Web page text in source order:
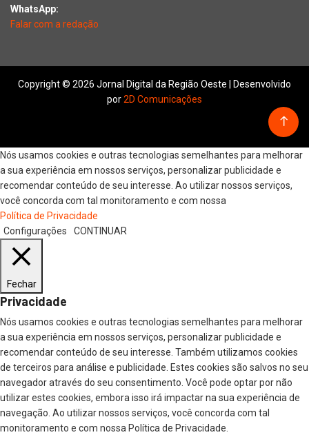
WhatsApp:
Falar com a redação
Copyright © 2026 Jornal Digital da Região Oeste | Desenvolvido
por2D Comunicações
Nós usamos cookies e outras tecnologias semelhantes para melhorar
a sua experiência em nossos serviços, personalizar publicidade e
recomendar conteúdo de seu interesse. Ao utilizar nossos serviços,
você concorda com tal monitoramento e com nossa
Política de Privacidade
Configurações
CONTINUAR
Fechar
Privacidade
Nós usamos cookies e outras tecnologias semelhantes para melhorar
a sua experiência em nossos serviços, personalizar publicidade e
recomendar conteúdo de seu interesse. Também utilizamos cookies
de terceiros para análise e publicidade. Estes cookies são salvos no seu
navegador através do seu consentimento. Você pode optar por não
utilizar estes cookies, embora isso irá impactar na sua experiência de
navegação. Ao utilizar nossos serviços, você concorda com tal
monitoramento e com nossa Política de Privacidade.